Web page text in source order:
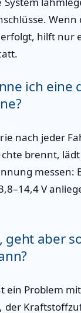
hilft nur
ich eine
nach jeder
brennt,
messen:
V
geht aber
ein Problem
der